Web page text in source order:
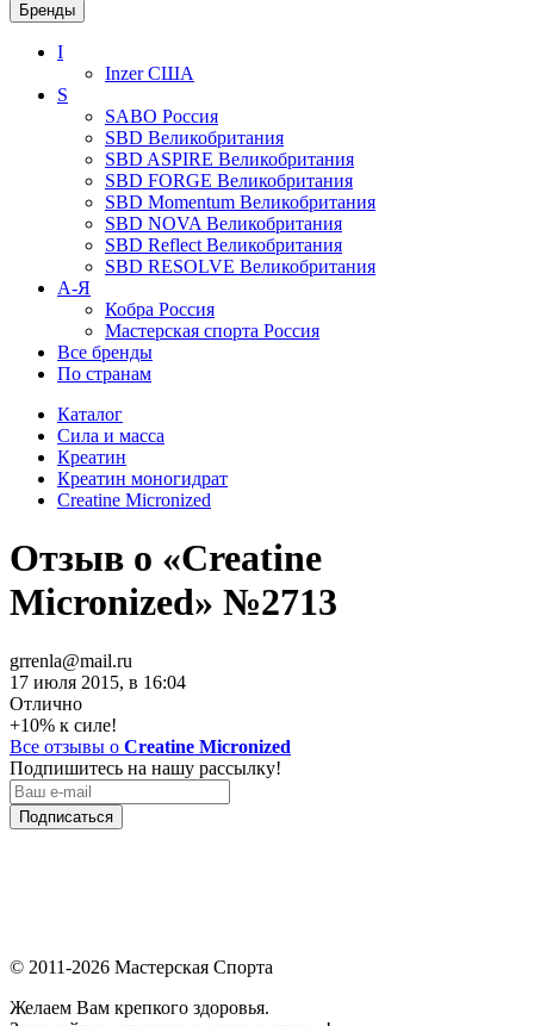
Бренды
I
InzerСША
S
SABO Россия
SBD Великобритания
SBD ASPIRE Великобритания
SBD FORGE Великобритания
SBD Momentum Великобритания
SBD NOVA Великобритания
SBD Reflect Великобритания
SBD RESOLVE Великобритания
А-Я
Кобра Россия
Мастерская спорта Россия
Все бренды
По странам
Каталог
Сила и масса
Креатин
Креатин моногидрат
Creatine Micronized
Отзыв о «Creatine
Micronized» №2713
grrenla@mail.ru
17 июля 2015, в 16:04
Отлично
+10% к силе!
Все отзывы о Creatine Micronized
Подпишитесь на нашу рассылку!
Подписаться
© 2011-2026 Мастерская Спорта
Желаем Вам крепкого здоровья.